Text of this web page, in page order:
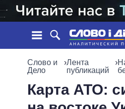
СОБЫТИЯ
Слово и
Дело
›Лента
публикаций
›
Карта АТО: